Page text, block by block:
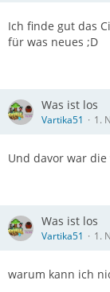
Ich finde gut das
für was neues ;D
Was ist los
Vartika51 1.
Und davor war
Was ist los
Vartika51 1.
warum kann ich